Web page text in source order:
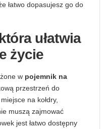
łatwo dopasujesz go do
ułatwia
życie
w pojemnik na
przestrzeń do
na kołdry,
muszą zajmować
jest łatwo dostępny